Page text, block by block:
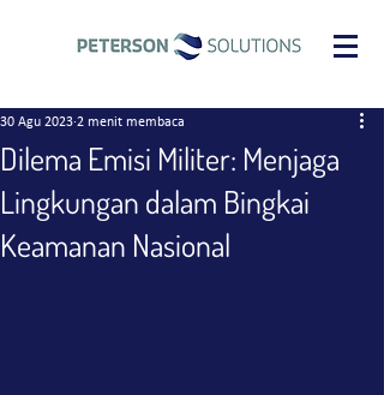
Dilema Emisi Militer: Menjaga
Lingkungan dalam Bingkai
Keamanan Nasional
30 Agu 2023 2 menit membaca